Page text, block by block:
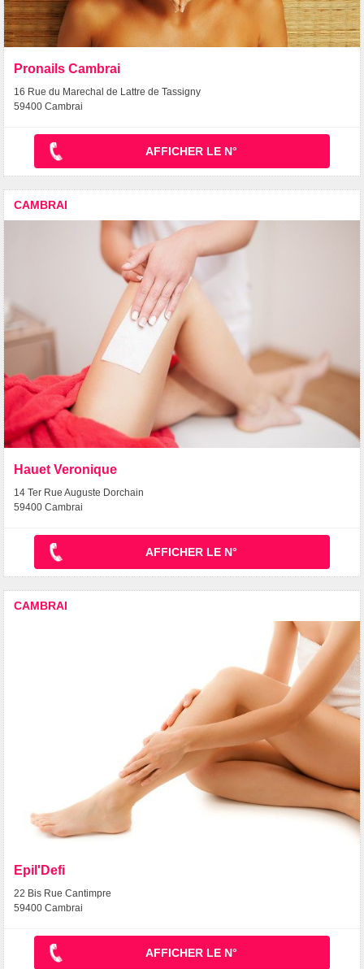
Pronails Cambrai
16 Rue du Marechal de Lattre de Tassigny
59400 Cambrai
AFFICHER LE N°
CAMBRAI
Hauet Veronique
14 Ter Rue Auguste Dorchain
59400 Cambrai
AFFICHER LE N°
CAMBRAI
Epil'Defi
22 Bis Rue Cantimpre
59400 Cambrai
AFFICHER LE N°